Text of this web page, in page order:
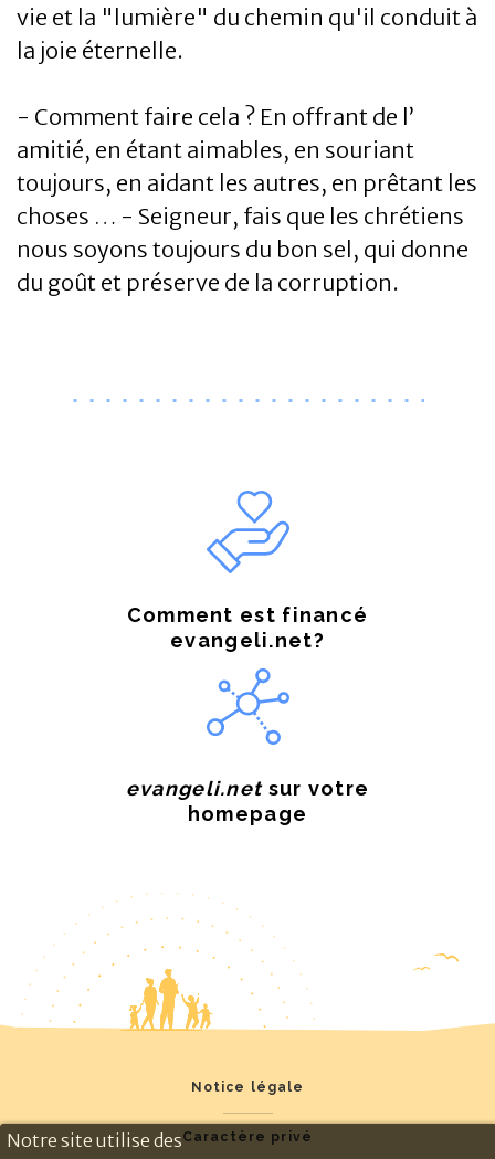
vie et la "lumière" du chemin qu'il conduit à
la joie éternelle.
- Comment faire cela ? En offrant de l’
amitié, en étant aimables, en souriant
toujours, en aidant les autres, en prêtant les
choses … - Seigneur, fais que les chrétiens
nous soyons toujours du bon sel, qui donne
du goût et préserve de la corruption.
Comment est financé
evangeli.net?
evangeli.netsur votre
homepage
Notice légale
Caractère privé
Notre site utilise des